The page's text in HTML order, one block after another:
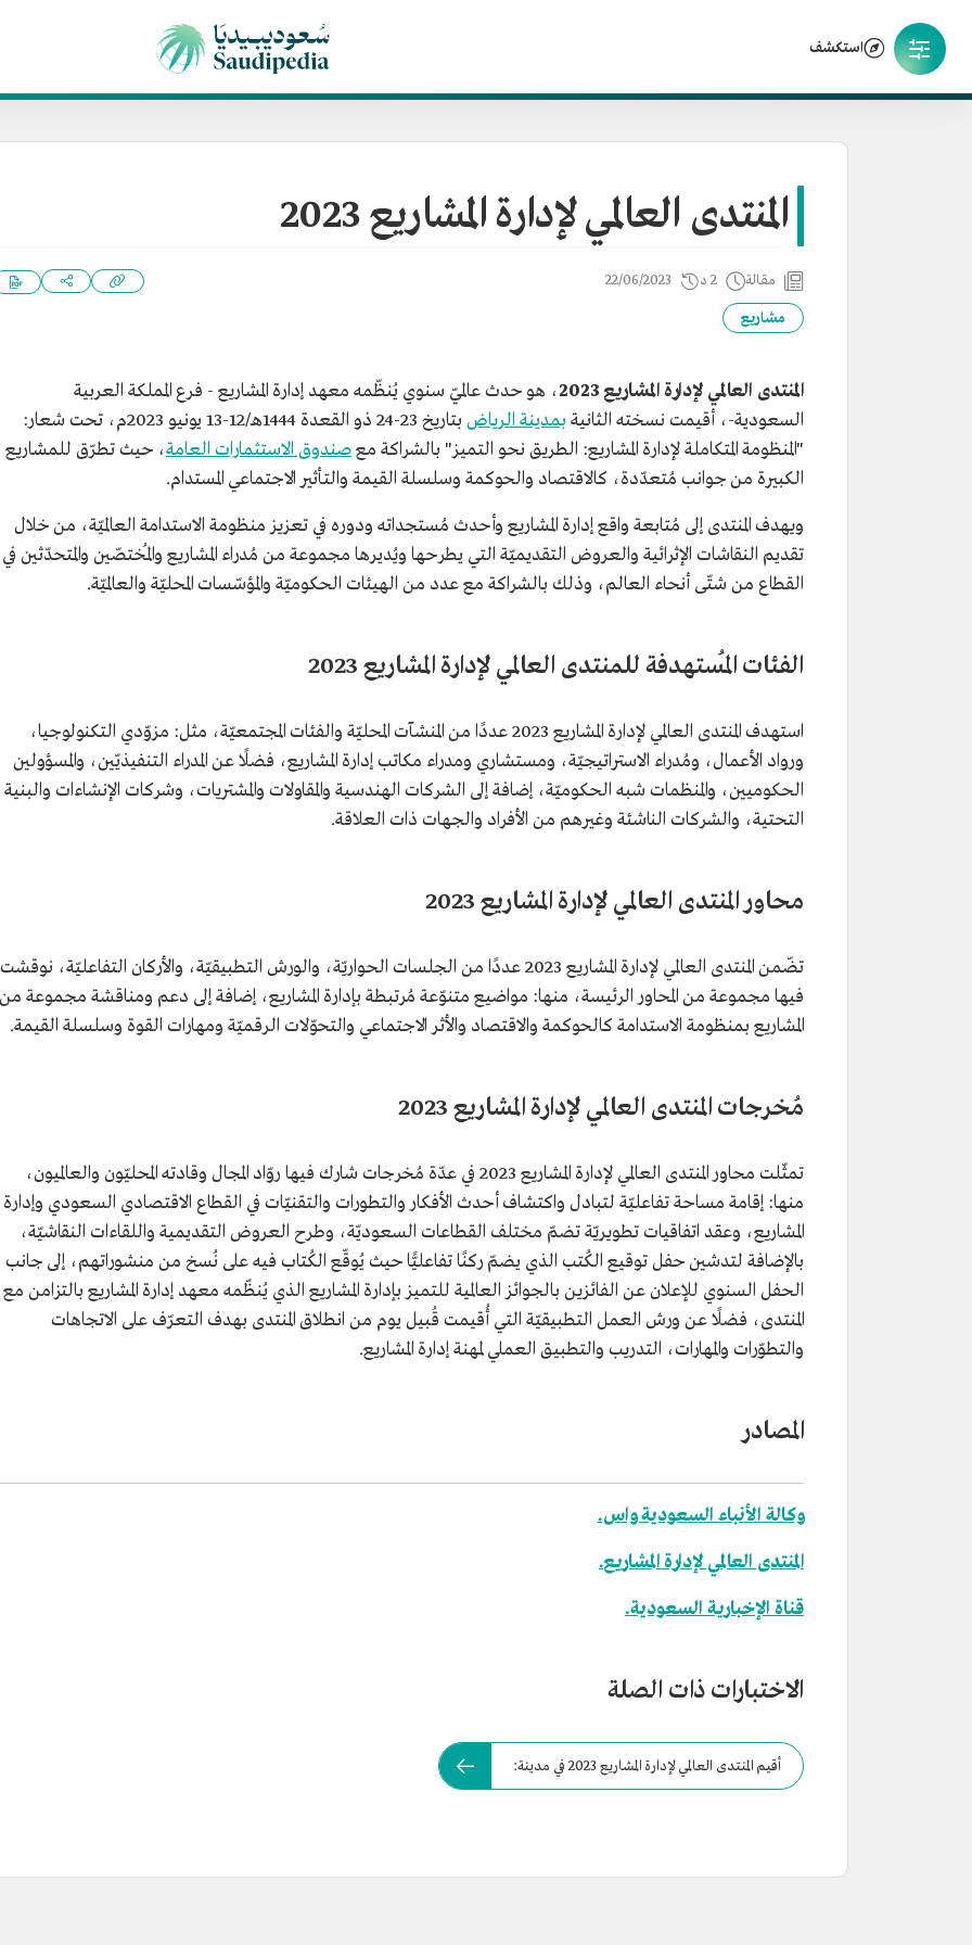
استكشف
المنتدى العالمي لإدارة المشاريع 2023
مقالة 2 د 22/06/2023
مشاريع
المنتدى العالمي لإدارة المشاريع 2023
، هو حدث عالميّ سنوي يُنظّمه معهد إدارة المشاريع - فرع المملكة العربية
السعودية-، أقيمت نسخته الثانية بمدينة الرياض
بتاريخ 23-24 ذو القعدة 1444هـ/12-13 يونيو 2023م، تحت شعار:
"المنظومة المتكاملة لإدارة المشاريع: الطريق نحو التميز" بالشراكة معصندوق الاستثمارات العامة، حيث تطرّق للمشاريع
الكبيرة من جوانب مُتعدّدة، كالاقتصاد والحوكمة وسلسلة القيمة والتأثير الاجتماعي المستدام.
ويهدف المنتدى إلى مُتابعة واقع إدارة المشاريع وأحدث مُستجداته ودوره في تعزيز منظومة الاستدامة العالميّة، من خلال
تقديم النقاشات الإثرائية والعروض التقديميّة التي يطرحها ويُديرها مجموعة من مُدراء المشاريع والمُختصّين والمتحدّثين في
القطاع من شتّى أنحاء العالم، وذلك بالشراكة مع عدد من الهيئات الحكوميّة والمؤسّسات المحليّة والعالميّة.
الفئات المُستهدفة للمنتدى العالمي لإدارة المشاريع 2023
استهدف المنتدى العالمي لإدارة المشاريع 2023 عددًا من المنشآت المحليّة والفئات المجتمعيّة، مثل: مزوّدي التكنولوجيا،
ورواد الأعمال، ومُدراء الاستراتيجيّة، ومستشاري ومدراء مكاتب إدارة المشاريع، فضلًا عن المدراء التنفيذيّين، والمسؤولين
الحكوميين، والمنظمات شبه الحكوميّة، إضافة إلى الشركات الهندسية والمقاولات والمشتريات، وشركات الإنشاءات والبنية
التحتية، والشركات الناشئة وغيرهم من الأفراد والجهات ذات العلاقة.
محاور المنتدى العالمي لإدارة المشاريع 2023
تضّمن المنتدى العالمي لإدارة المشاريع 2023 عددًا من الجلسات الحواريّة، والورش التطبيقيّة، والأركان التفاعليّة، نوقشت
فيها مجموعة من المحاور الرئيسة، منها: مواضيع متنوّعة مُرتبطة بإدارة المشاريع، إضافة إلى دعم ومناقشة مجموعة من
المشاريع بمنظومة الاستدامة كالحوكمة والاقتصاد والأثر الاجتماعي والتحوّلات الرقميّة ومهارات القوة وسلسلة القيمة.
مُخرجات المنتدى العالمي لإدارة المشاريع 2023
تمثّلت محاور المنتدى العالمي لإدارة المشاريع 2023 في عدّة مُخرجات شارك فيها روّاد المجال وقادته المحليّون والعالميون،
منها: إقامة مساحة تفاعليّة لتبادل واكتشاف أحدث الأفكار والتطورات والتقنيّات في القطاع الاقتصادي السعودي وإدارة
المشاريع، وعقد اتفاقيات تطويريّة تضمّ مختلف القطاعات السعوديّة، وطرح العروض التقديمية واللقاءات النقاشيّة،
بالإضافة لتدشين حفل توقيع الكُتب الذي يضمّ ركنًا تفاعليًّا حيث يُوقّع الكُتاب فيه على نُسخ من منشوراتهم، إلى جانب
الحفل السنوي للإعلان عن الفائزين بالجوائز العالمية للتميز بإدارة المشاريع الذي يُنظّمه معهد إدارة المشاريع بالتزامن مع
المنتدى، فضلًا عن ورش العمل التطبيقيّة التي أُقيمت قُبيل يوم من انطلاق المنتدى بهدف التعرّف على الاتجاهات
والتطوّرات والمهارات، التدريب والتطبيق العملي لمهنة إدارة المشاريع.
المصادر
وكالة الأنباء السعودية واس.
المنتدى العالمي لإدارة المشاريع.
قناة الإخبارية السعودية.
الاختبارات ذات الصلة
أقيم المنتدى العالمي لإدارة المشاريع 2023 في مدينة: